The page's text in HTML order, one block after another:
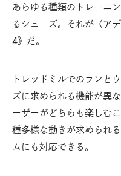
あらゆる種類のトレーニ
るシューズ。それが〈ア
4》だ。
トレッドミルでのランと
ズに求められる機能が異
ーザーがどちらも楽しむ
種多様な動きが求められ
ムにも対応できる。